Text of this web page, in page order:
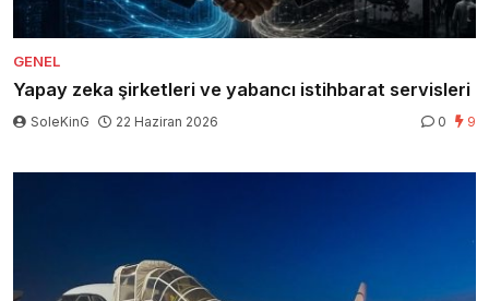
GENEL
Yapay zeka şirketleri ve yabancı istihbarat servisleri
SoleKinG 22 Haziran 2026 0 9